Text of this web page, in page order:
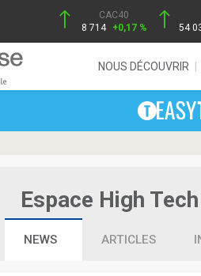
CAC40
8 714 +0,17 %
54
NOUS DÉCOUVRIR
Espace High
NEWS ARTICLES